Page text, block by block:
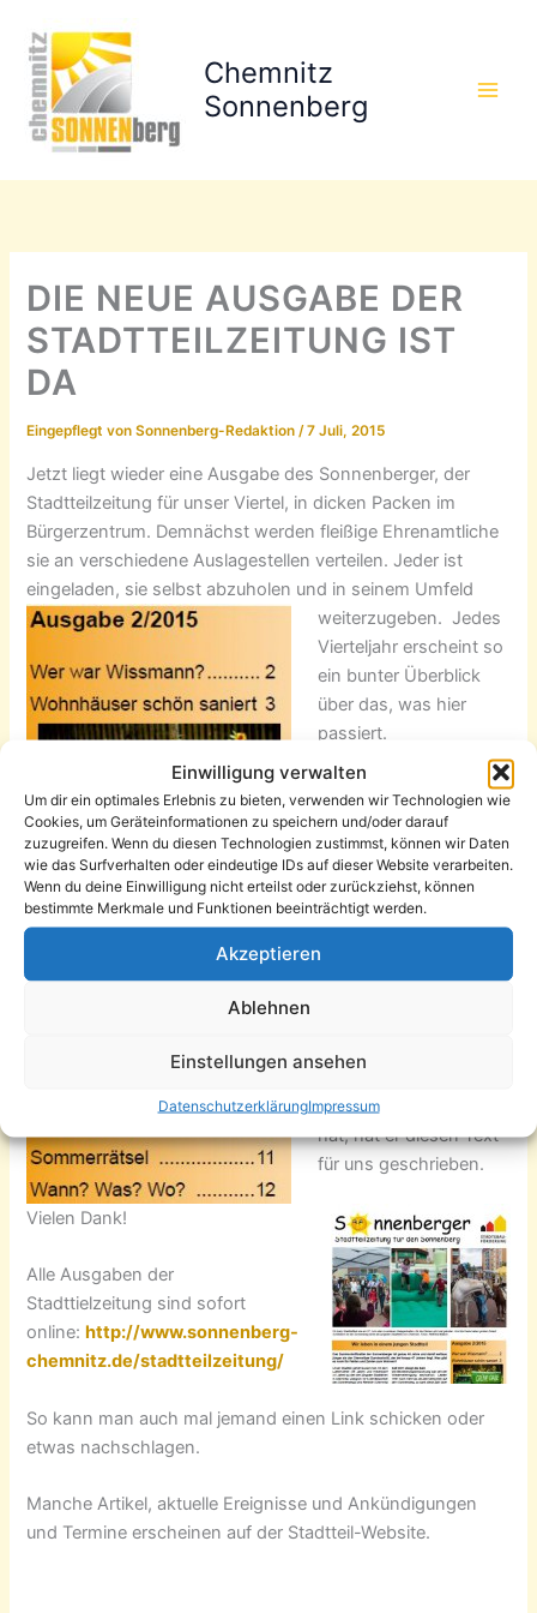
Einwilligung verwalten
Um dir ein optimales Erlebnis zu bieten, verwenden wir Technologien wie
Cookies, um Geräteinformationen zu speichern und/oder darauf
zuzugreifen. Wenn du diesen Technologien zustimmst, können wir Daten
wie das Surfverhalten oder eindeutige IDs auf dieser Website verarbeiten.
Wenn du deine Einwilligung nicht erteilst oder zurückziehst, können
bestimmte Merkmale und Funktionen beeinträchtigt werden.
Akzeptieren
Ablehnen
Einstellungen ansehen
DatenschutzerklärungImpressum
Inhalt
springen
Chemnitz
Sonnenberg
DIE NEUE AUSGABE DER
STADTTEILZEITUNG IST
DA
Eingepflegt von Sonnenberg-Redaktion/7 Juli, 2015
Jetzt liegt wieder eine Ausgabe des Sonnenberger, der
Stadtteilzeitung für unser Viertel, in dicken Packen im
Bürgerzentrum. Demnächst werden fleißige Ehrenamtliche
sie an verschiedene Auslagestellen verteilen. Jeder ist
eingeladen, sie selbst abzuholen und in seinem Umfeld
weiterzugeben. Jedes
Vierteljahr erscheint so
ein bunter Überblick
über das, was hier
passiert.
Titelthema sind diesmal
Zahlen und Fakten zur
Bevölkerung im
Stadtteil.„Wir leben in
einem jungen Stadtteil“,
erklärt Ulrich Weiser
vom
Sonnenberg verlegt
hat, hat er diesen Text
für uns geschrieben.
Vielen Dank!
Alle Ausgaben der
Stadttielzeitung sind sofort
online: http://www.sonnenberg-
chemnitz.de/stadtteilzeitung/
So kann man auch mal jemand einen Link schicken oder
etwas nachschlagen.
Manche Artikel, aktuelle Ereignisse und Ankündigungen
und Termine erscheinen auf der Stadtteil-Website.